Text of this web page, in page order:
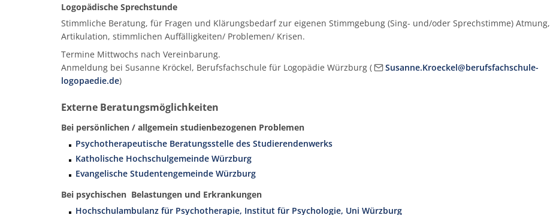
Logopädische Sprechstunde
Stimmliche Beratung, für Fragen und Klärungsbedarf zur eigenen Stimmgebung (Sing- und/oder Sprechstimme) Atmung,
Artikulation, stimmlichen Auffälligkeiten/ Problemen/ Krisen.
Termine Mittwochs nach Vereinbarung.
Anmeldung bei Susanne Kröckel, Berufsfachschule für Logopädie Würzburg (
Susanne.Kroeckel@berufsfachschule-
logopaedie.de)
Externe Beratungsmöglichkeiten
Bei persönlichen / allgemein studienbezogenen Problemen
Psychotherapeutische Beratungsstelle des Studierendenwerks
Katholische Hochschulgemeinde Würzburg
Evangelische Studentengemeinde Würzburg
Bei psychischen Belastungen und Erkrankungen
Hochschulambulanz für Psychotherapie, Institut für Psychologie, Uni Würzburg